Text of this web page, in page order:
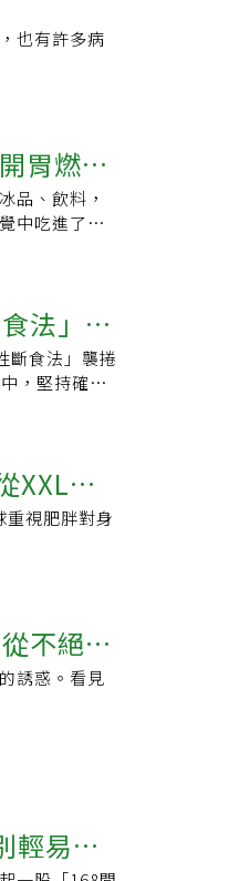
也有許多病
胃燃脂
品、飲料，
中吃進了大
法」必
斷食法」襲捲
，堅持確實
XXL變
視肥胖對身
不絕食
誘惑。看見
輕易嘗